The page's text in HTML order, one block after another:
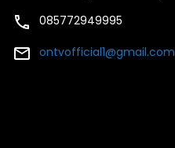
085772949995
ontvofficial1@gmail.com